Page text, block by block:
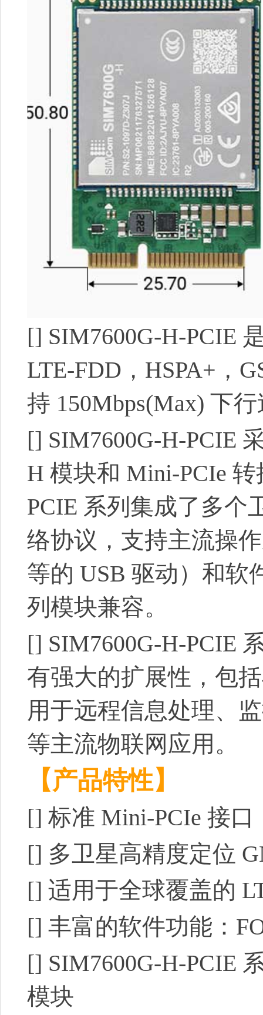
[] SIM7600G-H-PCIE
LTE-FDD，HSPA+，
持 150Mbps(Max) 下
[] SIM7600G-H-PCIE
H 模块和 Mini-PCIe
PCIE 系列集成了多个
络协议，支持主流操
等的 USB 驱动）和软
列模块兼容。
[] SIM7600G-H-PCIE
有强大的扩展性，包
用于远程信息处理、
等主流物联网应用。
【产品特性】
[] 标准 Mini-PCIe 接
[] 多卫星高精度定位
[] 适用于全球覆盖的
[] 丰富的软件功能：
[] SIM7600G-H-PCIE
模块